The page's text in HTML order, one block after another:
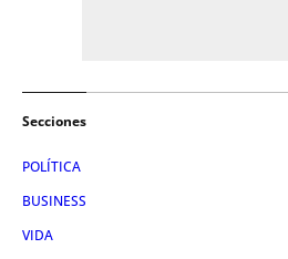
Secciones
POLÍTICA
BUSINESS
VIDA